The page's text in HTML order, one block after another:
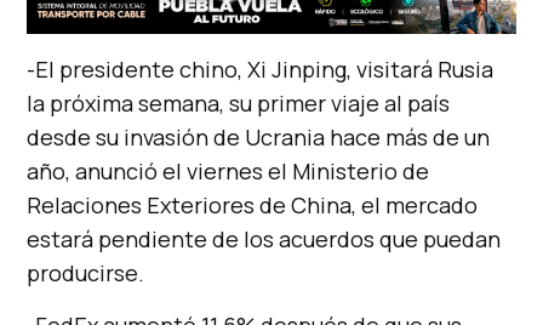
-El presidente chino, Xi Jinping, visitará Rusia
la próxima semana, su primer viaje al país
desde su invasión de Ucrania hace más de un
año, anunció el viernes el Ministerio de
Relaciones Exteriores de China, el mercado
estará pendiente de los acuerdos que puedan
producirse.